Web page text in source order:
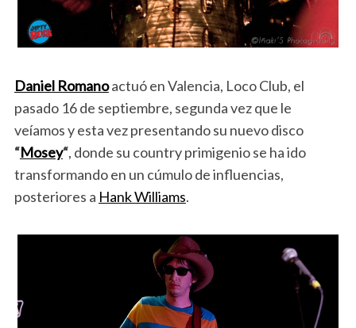
Daniel Romanoactuó en Valencia, Loco Club, el
pasado 16 de septiembre, segunda vez que le
veíamos y esta vez presentando su nuevo disco
“Mosey“, donde su country primigenio se ha ido
transformando en un cúmulo de influencias,
posteriores a Hank Williams.